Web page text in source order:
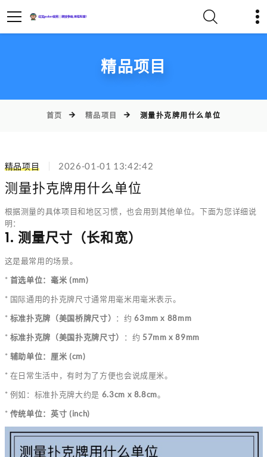
精品项目
首页 精品项目 测量扑克牌用什么单位
精品项目 2026-01-01 13:42:42
测量扑克牌用什么单位
根据测量的具体项目和地区习惯，也会用到其他单位。下面为您详细说
明：
1. 测量尺寸（长和宽）
这是最常用的场景。
* 首选单位：毫米 (mm)
* 国际通用的扑克牌尺寸通常用毫米用毫米表示。
* 标准扑克牌（美国桥牌尺寸） ：约63mm x 88mm
* 标准扑克牌（美国扑克牌尺寸） ：约 57mm x 89mm
* 辅助单位：厘米 (cm)
* 在日常生活中，有时为了方便也会说成厘米。
* 例如：标准扑克牌大约是 6.3cm x 8.8cm。
* 传统单位：英寸 (inch)